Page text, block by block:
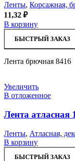
Ленты, Корсажная,
11,32 ₽
В корзину
БЫСТРЫЙ ЗАКАЗ
Лента брючная 8416
Увеличить
В отложенное
Лента
Ленты, Атласная,
В корзину
БЫСТРЫЙ ЗАКАЗ